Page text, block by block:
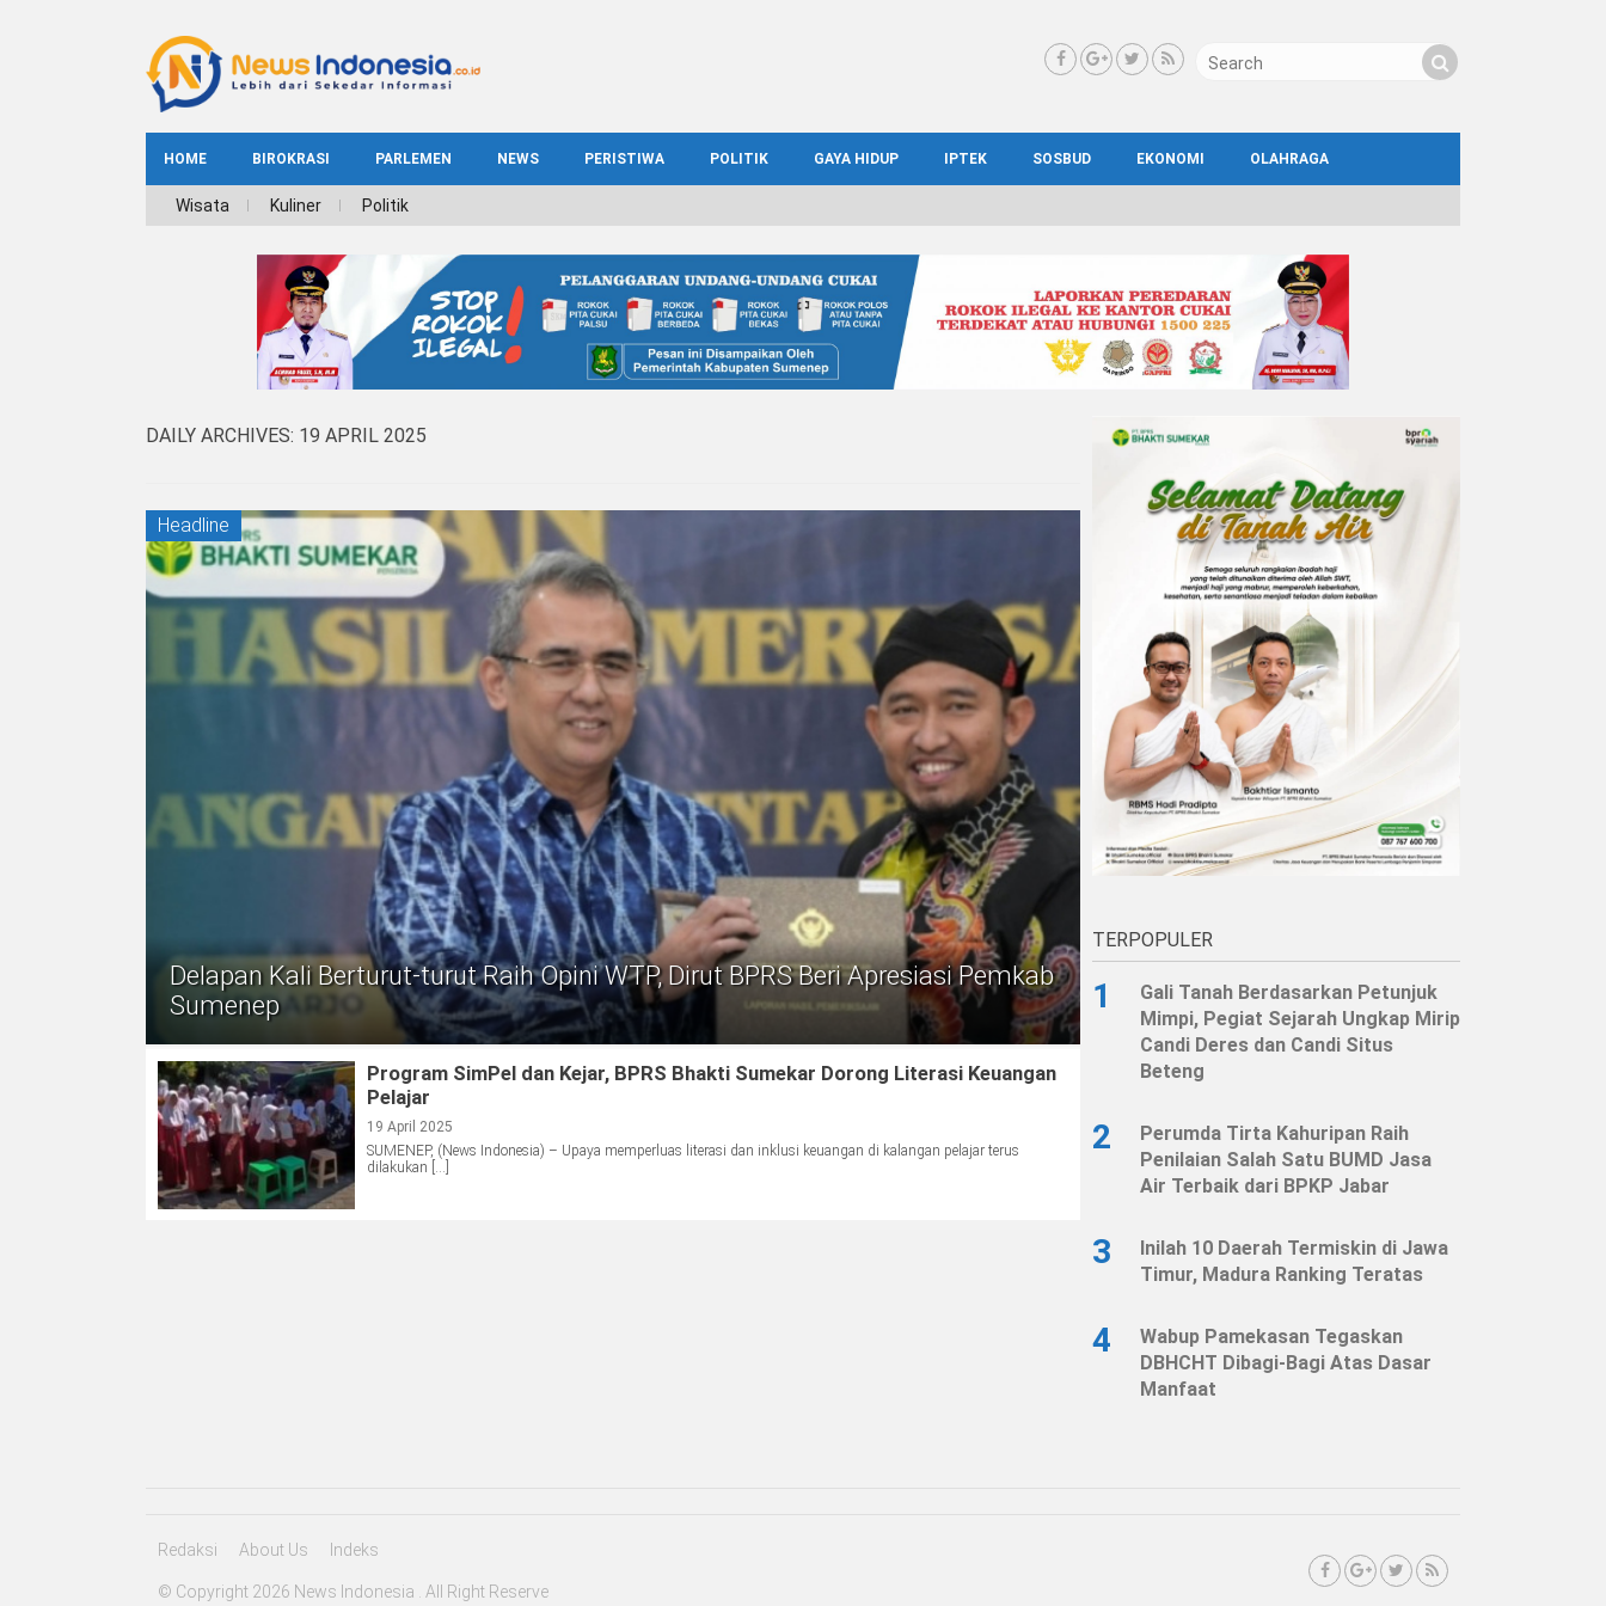
HOME BIROKRASI PARLEMEN NEWS PERISTIWA POLITIK GAYA HIDUP IPTEK SOSBUD EKONOMI OLAHRAGA
INDEKS BIROKRASI
Wisata Kuliner Politik
DAILY ARCHIVES: 19 APRIL 2025
Headline
Delapan Kali Berturut-turut Raih Opini WTP, Dirut BPRS Beri Apresiasi Pemkab
Sumenep
Program SimPel dan Kejar, BPRS Bhakti Sumekar Dorong Literasi Keuangan
Pelajar
19 April 2025
SUMENEP, (News Indonesia) – Upaya memperluas literasi dan inklusi keuangan di kalangan pelajar terus
dilakukan […]
TERPOPULER
1
Gali Tanah Berdasarkan Petunjuk
Mimpi, Pegiat Sejarah Ungkap Mirip
Candi Deres dan Candi Situs
Beteng
2
Perumda Tirta Kahuripan Raih
Penilaian Salah Satu BUMD Jasa
Air Terbaik dari BPKP Jabar
3
Inilah 10 Daerah Termiskin di Jawa
Timur, Madura Ranking Teratas
4
Wabup Pamekasan Tegaskan
DBHCHT Dibagi-Bagi Atas Dasar
Manfaat
Redaksi About Us Indeks
© Copyright 2026 News Indonesia . All Right Reserve